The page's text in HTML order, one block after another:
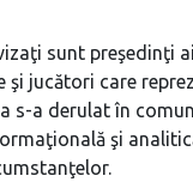
sunt preşedinţi
şi jucători care
s-a derulat în
şi